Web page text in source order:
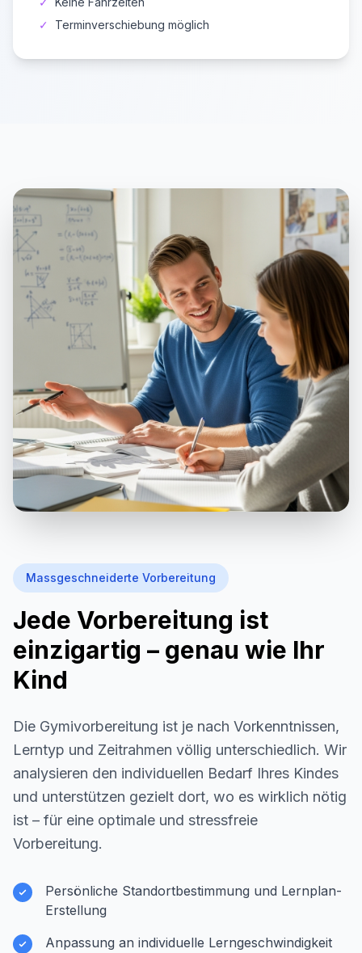
✓
Terminverschiebung möglich
Massgeschneiderte Vorbereitung
Jede Vorbereitung ist
einzigartig – genau wie Ihr
Kind
Die Gymivorbereitung ist je nach Vorkenntnissen,
Lerntyp und Zeitrahmen völlig unterschiedlich. Wir
analysieren den individuellen Bedarf Ihres Kindes
und unterstützen gezielt dort, wo es wirklich nötig
ist – für eine optimale und stressfreie
Vorbereitung.
Persönliche Standortbestimmung und Lernplan-
Erstellung
Anpassung an individuelle Lerngeschwindigkeit